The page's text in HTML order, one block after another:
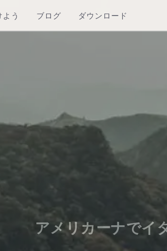
う ブログ ダウンロード
アメリカーナでイ